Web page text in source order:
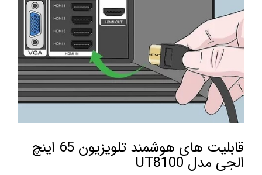
قابلیت های هوشمند تلویزیون 65 اینچ
الجی مدل UT8100